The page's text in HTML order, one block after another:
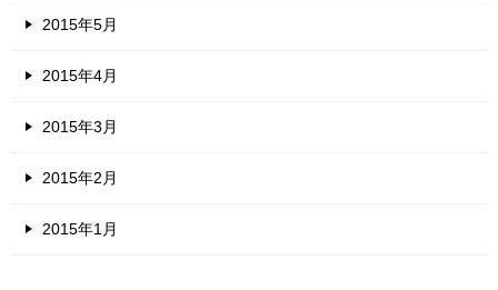
2015年5月
2015年4月
2015年3月
2015年2月
2015年1月